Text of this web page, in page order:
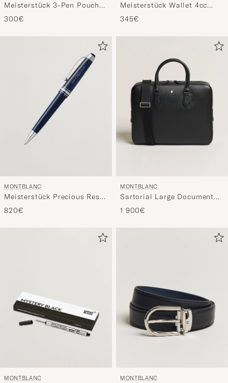
Meisterstück 3-Pen Pouch
Black
300€
Meisterstück Wallet 4cc
Black
345€
MONTBLANC
Meisterstück Precious Resin
BP Blue
820€
MONTBLANC
Sartorial Large Document
Case Black
1 900€
MONTBLANC MONTBLANC